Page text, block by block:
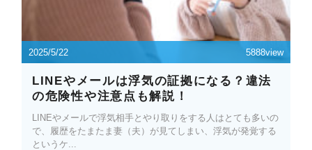
2025/5/22 5888view
LINEやメールは浮気の証拠になる？違法
の危険性や注意点も解説！
LINEやメールで浮気相手とやり取りをする人はとても多いの
で、履歴をたまたま妻（夫）が見てしまい、浮気が発覚する
というケ...